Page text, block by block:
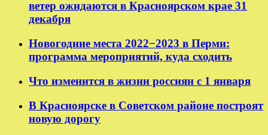
ветер ожидаются в Красноярском крае 31
декабря
Новогодние места 2022−2023 в Перми:
программа мероприятий, куда сходить
Что изменится в жизни россиян с 1 января
В Красноярске в Советском районе построят
новую дорогу